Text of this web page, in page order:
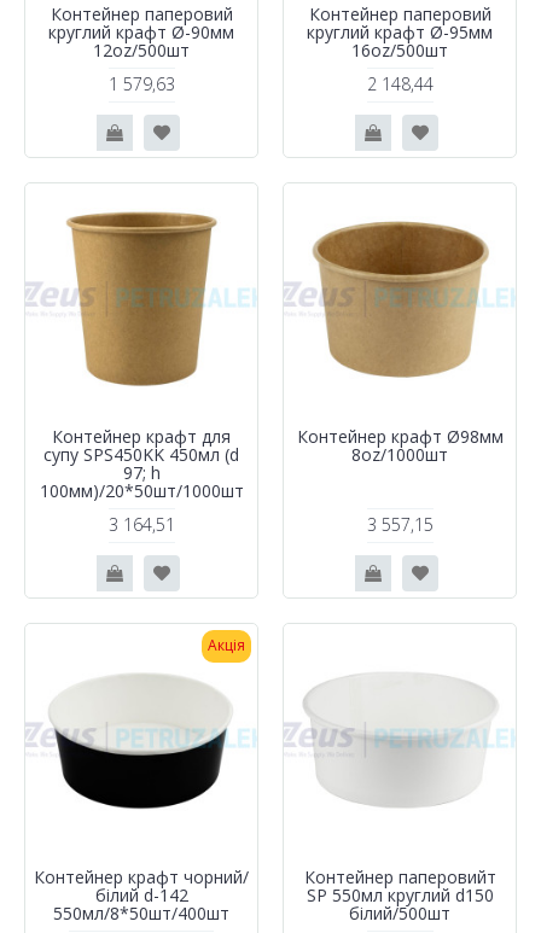
Контейнер паперовий
круглий крафт Ø-90мм
12oz/500шт
1 579,63
Контейнер паперовий
круглий крафт Ø-95мм
16oz/500шт
2 148,44
Контейнер крафт для
супу SPS450KK 450мл (d
97; h
100мм)/20*50шт/1000шт
3 164,51
Контейнер крафт Ø98мм
8oz/1000шт
3 557,15
Акція
Контейнер крафт чорний/
білий d-142
550мл/8*50шт/400шт
Контейнер паперовийт
SP 550мл круглий d150
білий/500шт